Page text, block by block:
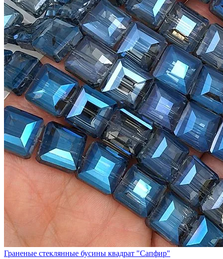
Граненые стеклянные бусины квадрат "Сапфир"